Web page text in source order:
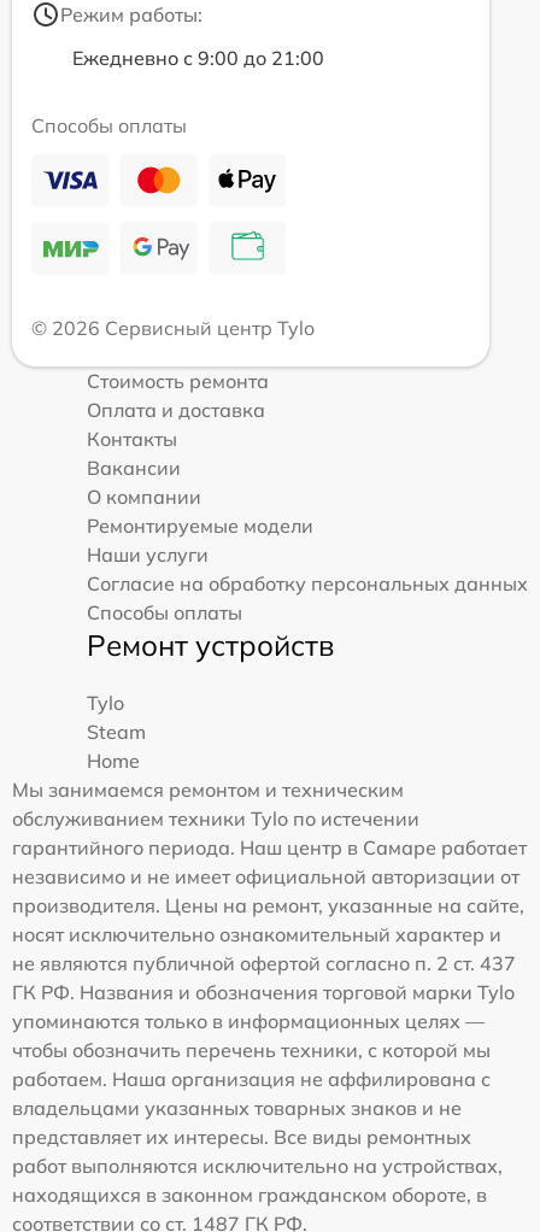
Режим работы:
Ежедневно с 9:00 до 21:00
Способы оплаты
© 2026 Сервисный центр Tylo
Стоимость ремонта
Оплата и доставка
Контакты
Вакансии
О компании
Ремонтируемые модели
Наши услуги
Согласие на обработку персональных данных
Способы оплаты
Ремонт устройств
Tylo
Steam
Home
Мы занимаемся ремонтом и техническим
обслуживанием техники Tylo по истечении
гарантийного периода. Наш центр в Самаре работает
независимо и не имеет официальной авторизации от
производителя. Цены на ремонт, указанные на сайте,
носят исключительно ознакомительный характер и
не являются публичной офертой согласно п. 2 ст. 437
ГК РФ. Названия и обозначения торговой марки Tylo
упоминаются только в информационных целях —
чтобы обозначить перечень техники, с которой мы
работаем. Наша организация не аффилирована с
владельцами указанных товарных знаков и не
представляет их интересы. Все виды ремонтных
работ выполняются исключительно на устройствах,
находящихся в законном гражданском обороте, в
соответствии со ст. 1487 ГК РФ.